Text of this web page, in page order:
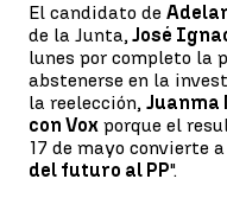
El candidato de
de la Junta,José
lunes por completo la
abstenerse en la
la reelección, Juanma
con Vox porque el
17 de mayo convierte
del futuro al PP".